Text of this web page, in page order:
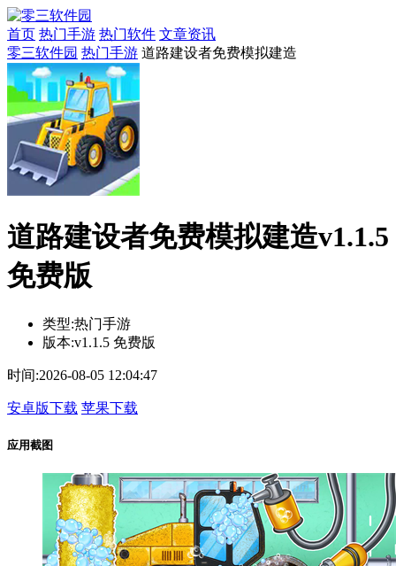
首页 热门手游 热门软件 文章资讯
零三软件园 热门手游 道路建设者免费模拟建造
道路建设者免费模拟建造v1.1.5
免费版
类型:热门手游
版本:v1.1.5 免费版
时间:2026-08-05 12:04:47
安卓版下载 苹果下载
应用截图